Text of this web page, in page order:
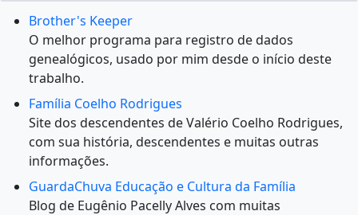
Brother's Keeper
O melhor programa para registro de dados
genealógicos, usado por mim desde o início deste
trabalho.
Família Coelho Rodrigues
Site dos descendentes de Valério Coelho Rodrigues,
com sua história, descendentes e muitas outras
informações.
GuardaChuva Educação e Cultura da Família
Blog de Eugênio Pacelly Alves com muitas